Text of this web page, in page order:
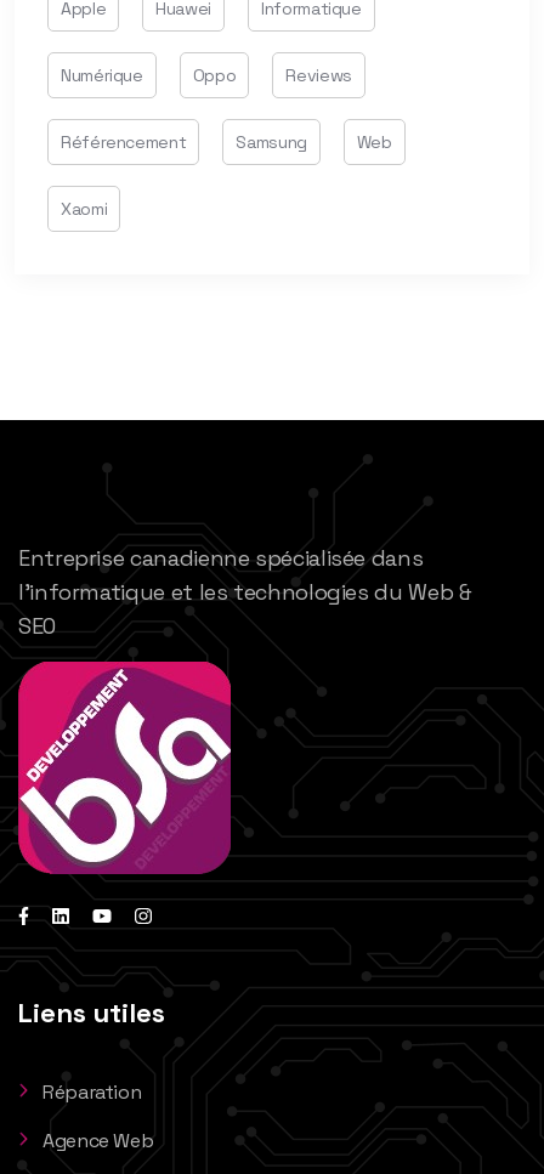
Apple Huawei Informatique
Numérique Oppo Reviews
Référencement Samsung Web
Xaomi
Entreprise canadienne spécialisée dans
l’informatique et les technologies du Web &
SEO
Liens utiles
Réparation
Agence Web